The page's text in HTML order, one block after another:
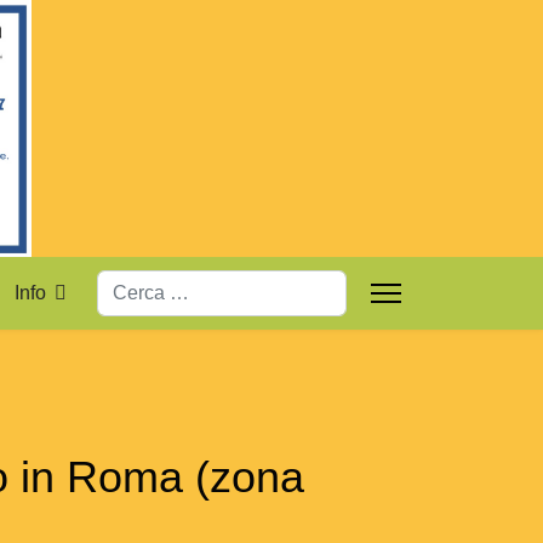
Info Cerca
in Roma (zona